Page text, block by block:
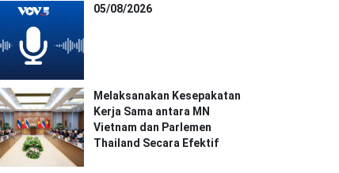
05/08/2026
Melaksanakan Kesepakatan
Kerja Sama antara MN
Vietnam dan Parlemen
Thailand Secara Efektif